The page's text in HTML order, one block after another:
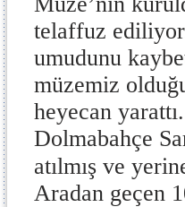
telaffuz
umudunu
müzemiz
heyecan
Dolmabahçe
atılmış ve
Aradan geçen